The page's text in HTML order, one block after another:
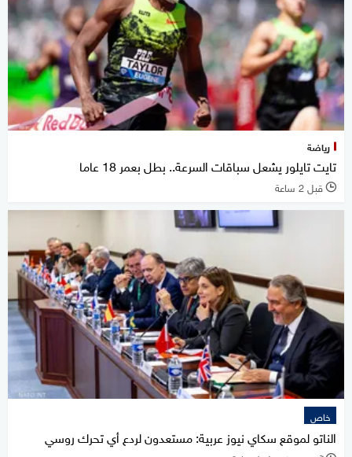
رياضة
تايت تايلور يشعل سباقات السرعة.. بطل بعمر 18 عاما
l قبل 2 ساعة
خاص
الناتو لموقع سكاي نيوز عربية: مستعدون لردع أي تحرك روسي